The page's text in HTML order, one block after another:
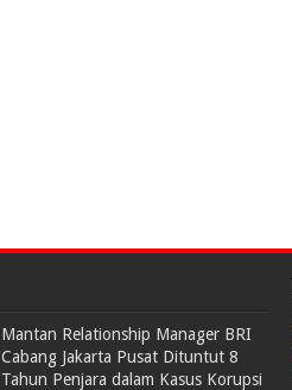
Mantan Relationship Manager BRI
Cabang Jakarta Pusat Dituntut 8
Tahun Penjara dalam Kasus Korupsi